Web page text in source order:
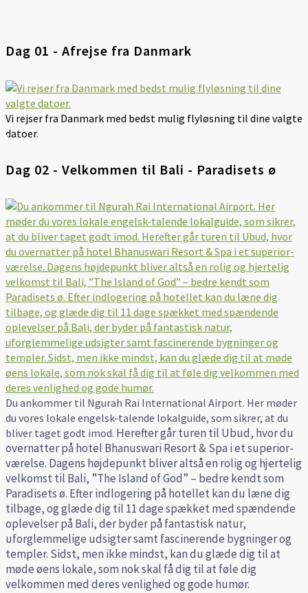
Dag 01 - Afrejse fra Danmark
Vi rejser fra Danmark med bedst mulig flyløsning til dine valgte
datoer.
Dag 02 - Velkommen til Bali - Paradisets ø
Du ankommer til Ngurah Rai International Airport. Her møder
du vores lokale engelsk-talende lokalguide, som sikrer, at du
bliver taget godt imod. Herefter går turen til Ubud, hvor du
overnatter på hotel Bhanuswari Resort & Spa i et superior-
værelse. Dagens højdepunkt bliver altså en rolig og hjertelig
velkomst til Bali, ”The Island of God” – bedre kendt som
Paradisets ø. Efter indlogering på hotellet kan du læne dig
tilbage, og glæde dig til 11 dage spækket med spændende
oplevelser på Bali, der byder på fantastisk natur,
uforglemmelige udsigter samt fascinerende bygninger og
templer. Sidst, men ikke mindst, kan du glæde dig til at
møde øens lokale, som nok skal få dig til at føle dig
velkommen med deres venlighed og gode humør.